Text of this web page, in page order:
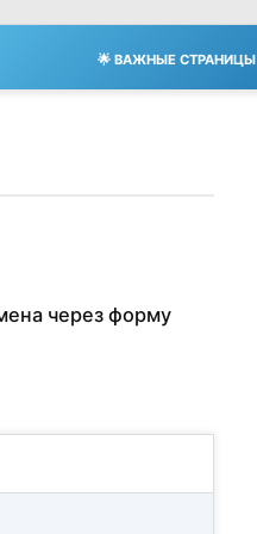
🌟 ВАЖНЫЕ СТРАНИЦЫ
через форму